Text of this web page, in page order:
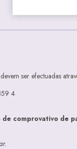
ser efectuadas
4
comprovativo de